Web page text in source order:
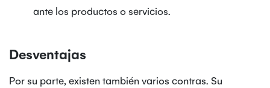
ante los productos o servicios.
Desventajas
Por su parte, existen también varios contras. Su